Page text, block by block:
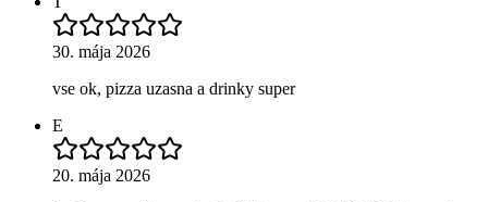
30. mája 2026
vse ok, pizza uzasna a drinky super
E
20. mája 2026